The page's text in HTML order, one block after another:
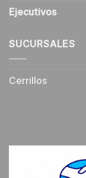
Ejecutivos
SUCURSALES
Cerrillos